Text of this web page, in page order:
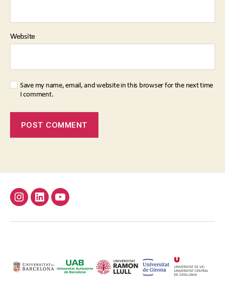
Website
Save my name, email, and website in this browser for the next time
I comment.
InstagramLinkedinYoutube